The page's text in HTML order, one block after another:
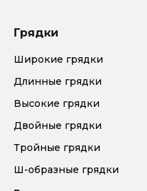
Грядки
Широкие грядки
Длинные грядки
Высокие грядки
Двойные грядки
Тройные грядки
Ш-образные грядки